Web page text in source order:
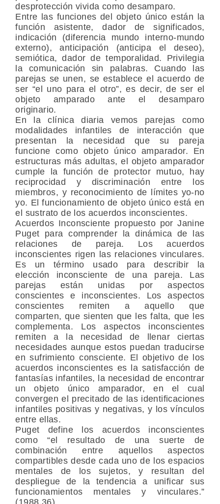
desprotección vivida como desamparo.
Entre las funciones del objeto único están la
función asistente, dador de significados,
indicación (diferencia mundo interno-mundo
externo), anticipación (anticipa el deseo),
semiótica, dador de temporalidad. Privilegia
la comunicación sin palabras. Cuando las
parejas se unen, se establece el acuerdo de
ser “el uno para el otro”, es decir, de ser el
objeto amparado ante el desamparo
originario.
En la clínica diaria vemos parejas como
modalidades infantiles de interacción que
presentan la necesidad que su pareja
funcione como objeto único amparador. En
estructuras más adultas, el objeto amparador
cumple la función de protector mutuo, hay
reciprocidad y discriminación entre los
miembros, y reconocimiento de límites yo-no
yo. El funcionamiento de objeto único está en
el sustrato de los acuerdos inconscientes.
Acuerdos Inconsciente propuesto por Janine
Puget para comprender la dinámica de las
relaciones de pareja. Los acuerdos
inconscientes rigen las relaciones vinculares.
Es un término usado para describir la
elección inconsciente de una pareja. Las
parejas están unidas por aspectos
conscientes e inconscientes. Los aspectos
conscientes remiten a aquello que
comparten, que sienten que les falta, que les
complementa. Los aspectos inconscientes
remiten a la necesidad de llenar ciertas
necesidades aunque estos puedan traducirse
en sufrimiento consciente. El objetivo de los
acuerdos inconscientes es la satisfacción de
fantasías infantiles, la necesidad de encontrar
un objeto único amparador, en el cual
convergen el precitado de las identificaciones
infantiles positivas y negativas, y los vínculos
entre ellas.
Puget define los acuerdos inconscientes
como “el resultado de una suerte de
combinación entre aquellos aspectos
compartibles desde cada uno de los espacios
mentales de los sujetos, y resultan del
despliegue de la tendencia a unificar sus
funcionamientos mentales y vinculares.”
(1988,36)